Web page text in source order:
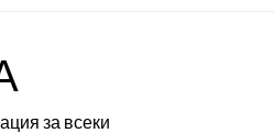
за всеки